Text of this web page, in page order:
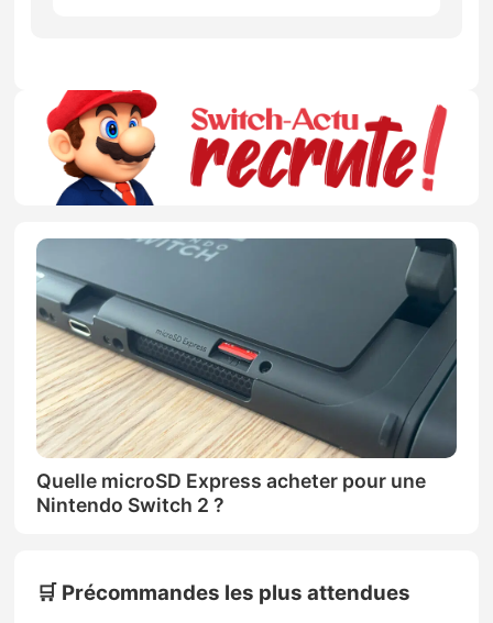
Quelle microSD Express acheter pour une
Nintendo Switch 2 ?
🛒 Précommandes les plus attendues